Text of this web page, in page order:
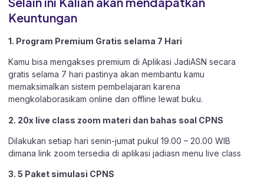
Keuntungan
1. Program Premium Gratis selama 7 Hari
Kamu bisa mengakses premium di Aplikasi JadiASN secara
gratis selama 7 hari pastinya akan membantu kamu
memaksimalkan sistem pembelajaran karena
mengkolaborasikam online dan offline lewat buku.
2. 20x live class zoom materi dan bahas soal CPNS
Dilakukan setiap hari senin-jumat pukul 19.00 – 20.00 WIB
dimana link zoom tersedia di aplikasi jadiasn menu live class
3. 5 Paket simulasi CPNS